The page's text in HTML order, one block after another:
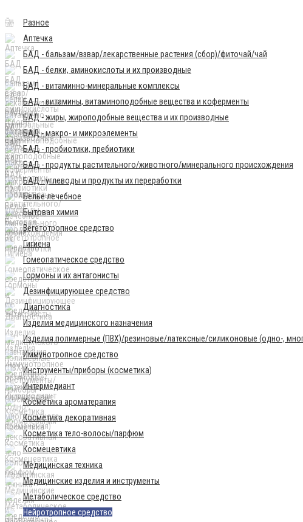
Разное
Аптечка
БАД - бальзам/взвар/лекарственные растения (сбор)/фиточай/чай
БАД - белки, аминокислоты и их производные
БАД - витаминно-минеральные комплексы
БАД - витамины, витаминоподобные вещества и коферменты
БАД - жиры, жироподобные вещества и их производные
БАД - макро- и микроэлементы
БАД - пробиотики, пребиотики
БАД - продукты растительного/животного/минерального происхождения
БАД - углеводы и продукты их переработки
Бельё лечебное
Бытовая химия
Вегетотропное средство
Гигиена
Гомеопатическое средство
Гормоны и их антагонисты
Дезинфицирующее средство
Диагностика
Изделия медицинского назначения
Изделия полимерные (ПВХ)/резиновые/латексные/силиконовые (одно-,
Иммунотропное средство
Инструменты/приборы (косметика)
Интермедиант
Косметика ароматерапия
Косметика декоративная
Косметика тело-волосы/парфюм
Космецевтика
Медицинская техника
Медицинские изделия и инструменты
Метаболическое средство
Нейротропное средство